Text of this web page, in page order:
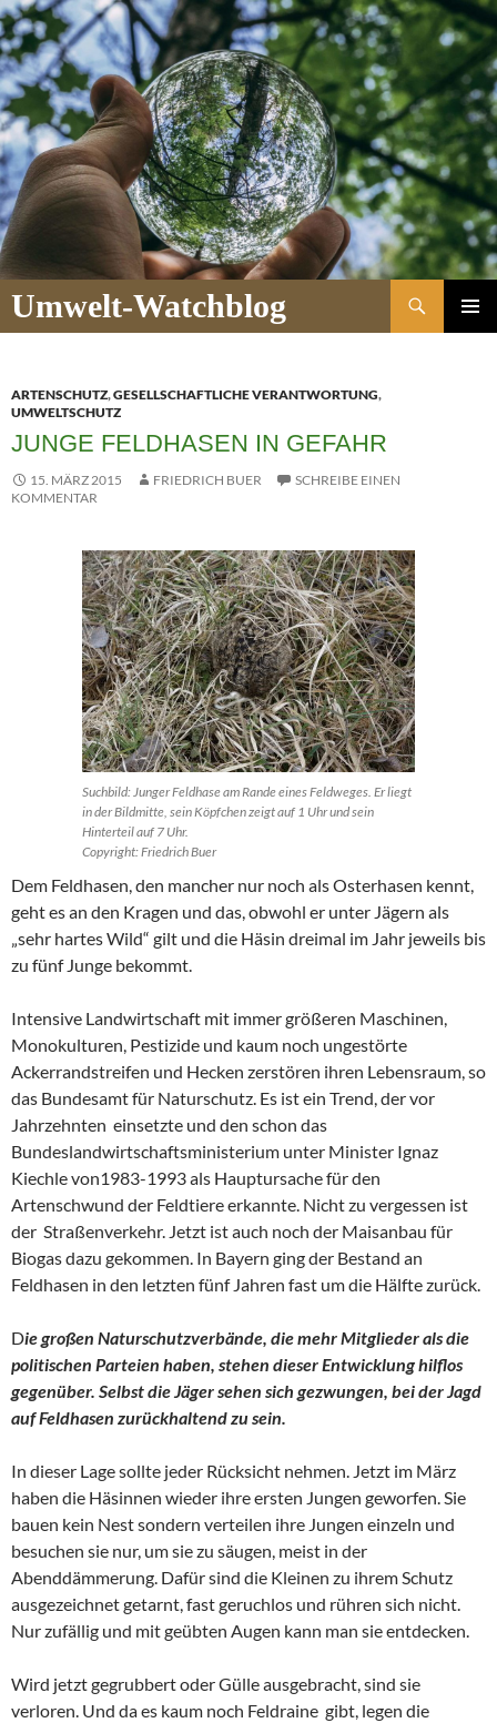
Umwelt-Watchblog
Suchen
ARTENSCHUTZ,GESELLSCHAFTLICHE VERANTWORTUNG,
UMWELTSCHUTZ
JUNGE FELDHASEN IN GEFAHR
15. MÄRZ 2015 FRIEDRICH BUER
SCHREIBE EINEN
KOMMENTAR
Suchbild: Junger Feldhase am Rande eines Feldweges. Er liegt
in der Bildmitte, sein Köpfchen zeigt auf 1 Uhr und sein
Hinterteil auf 7 Uhr.
Copyright: Friedrich Buer
Dem Feldhasen, den mancher nur noch als Osterhasen kennt,
geht es an den Kragen und das, obwohl er unter Jägern als
„sehr hartes Wild“ gilt und die Häsin dreimal im Jahr jeweils bis
zu fünf Junge bekommt.
Intensive Landwirtschaft mit immer größeren Maschinen,
Monokulturen, Pestizide und kaum noch ungestörte
Ackerrandstreifen und Hecken zerstören ihren Lebensraum, so
das Bundesamt für Naturschutz. Es ist ein Trend, der vor
Jahrzehnten einsetzte und den schon das
Bundeslandwirtschaftsministerium unter Minister Ignaz
Kiechle von1983-1993 als Hauptursache für den
Artenschwund der Feldtiere erkannte. Nicht zu vergessen ist
der Straßenverkehr. Jetzt ist auch noch der Maisanbau für
Biogas dazu gekommen. In Bayern ging der Bestand an
Feldhasen in den letzten fünf Jahren fast um die Hälfte zurück.
Die großen Naturschutzverbände, die mehr Mitglieder als die
politischen Parteien haben, stehen dieser Entwicklung hilflos
gegenüber. Selbst die Jäger sehen sich gezwungen, bei der Jagd
auf Feldhasen zurückhaltend zu sein.
In dieser Lage sollte jeder Rücksicht nehmen. Jetzt im März
haben die Häsinnen wieder ihre ersten Jungen geworfen. Sie
bauen kein Nest sondern verteilen ihre Jungen einzeln und
besuchen sie nur, um sie zu säugen, meist in der
Abenddämmerung. Dafür sind die Kleinen zu ihrem Schutz
ausgezeichnet getarnt, fast geruchlos und rühren sich nicht.
Nur zufällig und mit geübten Augen kann man sie entdecken.
Wird jetzt gegrubbert oder Gülle ausgebracht, sind sie
verloren. Und da es kaum noch Feldraine gibt, legen die